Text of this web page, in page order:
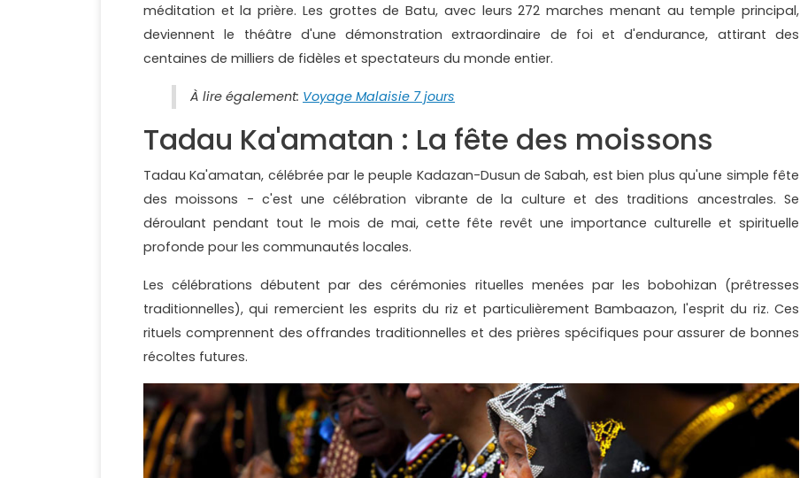
méditation et la prière. Les grottes de Batu, avec leurs 272 marches menant au temple principal,
deviennent le théâtre d'une démonstration extraordinaire de foi et d'endurance, attirant des
centaines de milliers de fidèles et spectateurs du monde entier.
À lire également: Voyage Malaisie 7 jours
Tadau Ka'amatan : La fête des moissons
Tadau Ka'amatan, célébrée par le peuple Kadazan-Dusun de Sabah, est bien plus qu'une simple fête
des moissons - c'est une célébration vibrante de la culture et des traditions ancestrales. Se
déroulant pendant tout le mois de mai, cette fête revêt une importance culturelle et spirituelle
profonde pour les communautés locales.
Les célébrations débutent par des cérémonies rituelles menées par les bobohizan (prêtresses
traditionnelles), qui remercient les esprits du riz et particulièrement Bambaazon, l'esprit du riz. Ces
rituels comprennent des offrandes traditionnelles et des prières spécifiques pour assurer de bonnes
récoltes futures.